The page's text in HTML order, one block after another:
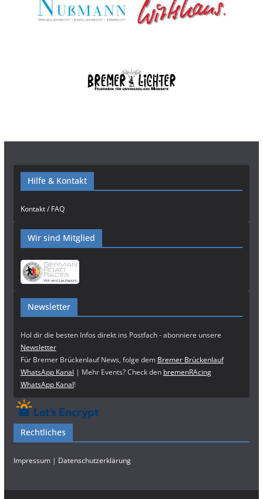
Hilfe & Kontakt
Kontakt / FAQ
Wir sind Mitglied
Newsletter
Hol dir die besten Infos direkt ins Postfach - abonniere unsere
Newsletter
Für Bremer Brückenlauf News, folge dem Bremer Brückenlauf
WhatsApp Kanal | Mehr Events? Check den bremenRAcing
WhatsApp Kanal!
Rechtliches
Impressum| Datenschutzerklärung